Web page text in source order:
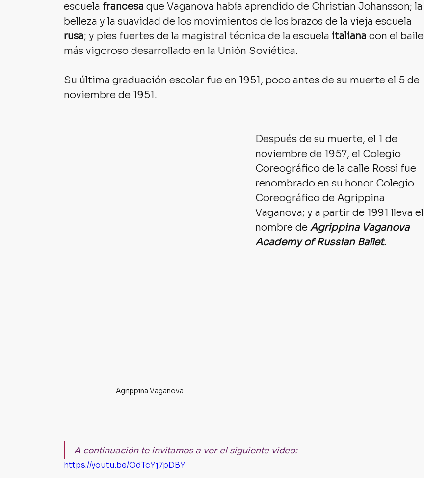
escuela francesa que Vaganova había aprendido de Christian Johansson; la
belleza y la suavidad de los movimientos de los brazos de la vieja escuela
rusa; y pies fuertes de la magistral técnica de la escuela italiana con el baile
más vigoroso desarrollado en la Unión Soviética.
Su última graduación escolar fue en 1951, poco antes de su muerte el 5 de
noviembre de 1951.
Agrippina Vaganova
Después de su muerte, el 1 de
noviembre de 1957, el Colegio
Coreográfico de la calle Rossi fue
renombrado en su honor Colegio
Coreográfico de Agrippina
Vaganova; y a partir de 1991 lleva el
nombre de Agrippina Vaganova
Academy of Russian Ballet.
A continuación te invitamos a ver el siguiente video:
https://youtu.be/OdTcYj7pDBY